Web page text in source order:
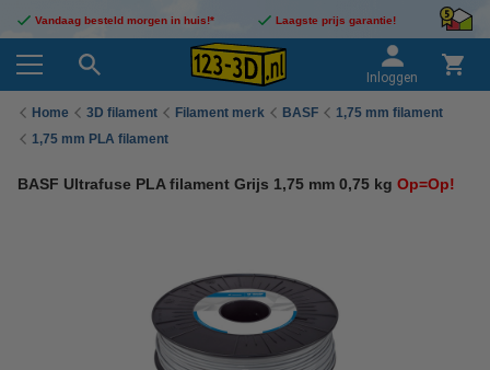
Vandaag besteld morgen in huis!* Laagste prijs garantie!
Inloggen
Home 3D filament Filament merk BASF
1,75 mm filament
1,75 mm PLA filament
BASF Ultrafuse PLA filament Grijs 1,75 mm 0,75 kg Op=Op!